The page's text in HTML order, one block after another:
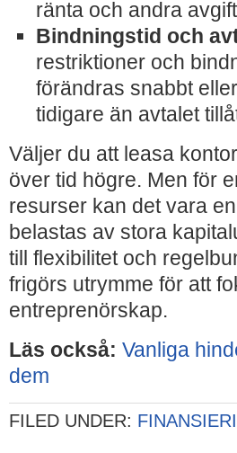
ränta och andra
Bindningstid och
restriktioner och
förändras snabbt
tidigare än avtalet
Väljer du att leasa
över tid högre. Men för
resurser kan det vara
belastas av stora
till flexibilitet och
frigörs utrymme för att
entreprenörskap.
Läs också: Vanliga
dem
FILED UNDER: